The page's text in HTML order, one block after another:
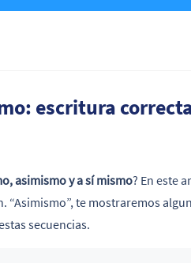
escritura
asimismo y a sí mismo? En este
te mostraremos
secuencias.